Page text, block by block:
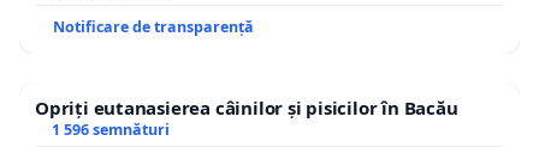
Notificare de transparență
Opriți eutanasierea câinilor și pisicilor în Bacău
1 596 semnături